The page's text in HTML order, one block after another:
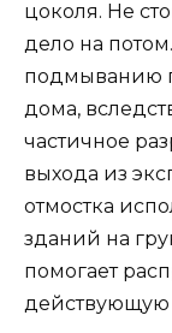
цоколя. Не
дело на
подмыванию
дома,
частичное
выхода из
отмостка
зданий на
помогает
действующую